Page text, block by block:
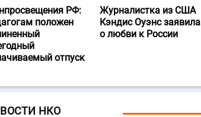
РФ:
положен
отпуск
Журналистка из США
Кэндис Оуэнс заявила
о любви к России
НКО